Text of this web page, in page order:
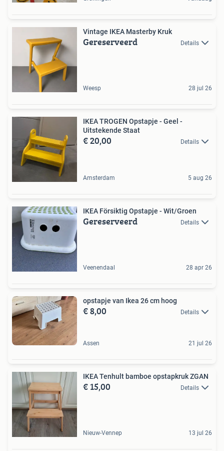
Vintage IKEA Masterby Kruk
Gereserveerd Details
Weesp 28 jul 26
IKEA TROGEN Opstapje - Geel -
Uitstekende Staat
€ 20,00 Details
Amsterdam 5 aug 26
IKEA Försiktig Opstapje - Wit/Groen
Gereserveerd Details
Veenendaal 28 apr 26
opstapje van Ikea 26 cm hoog
€ 8,00 Details
Assen 21 jul 26
IKEA Tenhult bamboe opstapkruk ZGAN
€ 15,00 Details
Nieuw-Vennep 13 jul 26